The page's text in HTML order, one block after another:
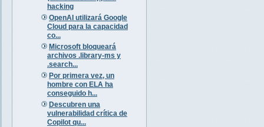
hacking
OpenAI utilizará Google
Cloud para la capacidad
co...
Microsoft bloqueará
archivos .library-ms y
.search...
Por primera vez, un
hombre con ELA ha
conseguido h...
Descubren una
vulnerabilidad crítica de
Copilot qu...